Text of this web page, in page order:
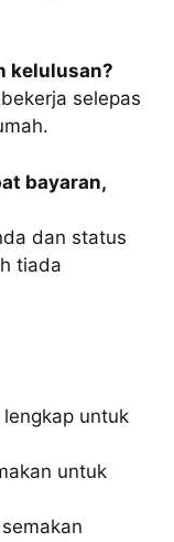
kelulusan?
selepas
bayaran,
dan status
tiada
untuk
untuk